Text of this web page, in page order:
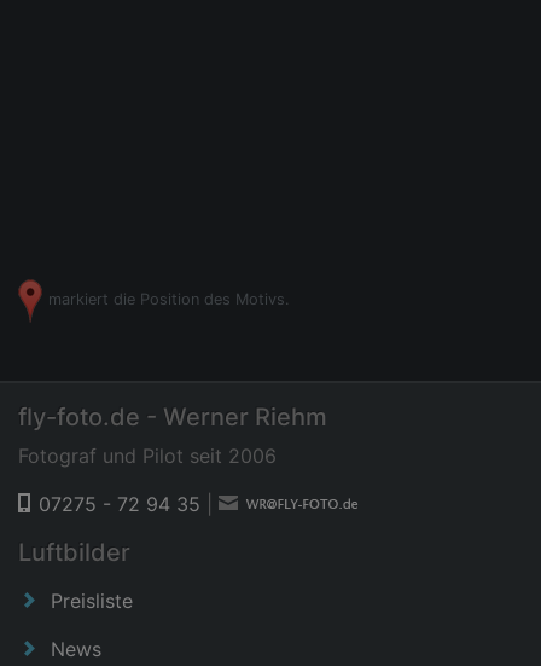
markiert die Position des Motivs.
fly-foto.de - Werner Riehm
Fotograf und Pilot seit 2006
07275 - 72 94 35
Luftbilder
Preisliste
News